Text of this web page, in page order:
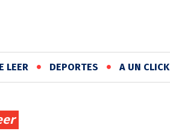
LEER DEPORTES A UN CLICK